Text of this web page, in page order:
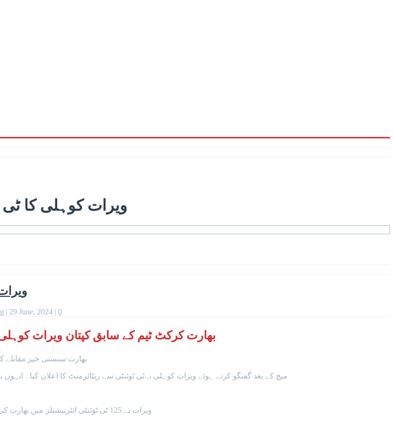
ویرات کوہلی کا ٹی
| 29 June, 2024 | 0
بھارت کرکٹ ٹیم کے سابق کپتان ویرات کوہلی
بھارت سنسنی خیز مقابلے
میچ کے بعد گفتگو کرتے ہوئے ویرات کوہلی نےٹی ٹوئنٹی سے ریٹائرمنٹ کا اعلان کیا۔ انہوں
ویرات نے 125 ٹی ٹوئنٹی انٹرنیشنلز میں بھارت کی نمائندگی کی اور ایک سنچری اور 38 نصف سنچریوں کی مدد سے 4188 رنز بنائے۔